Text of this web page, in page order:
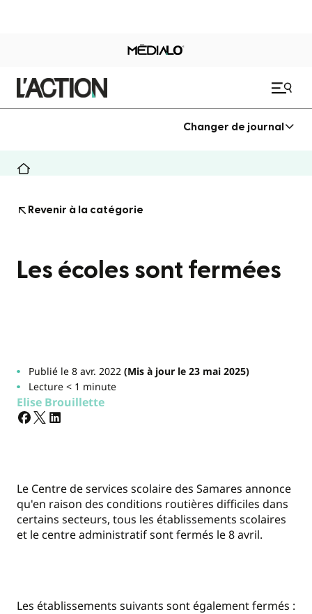
Changer de journal
Revenir à la catégorie
Les écoles sont fermées
Publié le 8 avr. 2022(Mis à jour le 23 mai 2025)
Lecture < 1 minute
Elise Brouillette
Le Centre de services scolaire des Samares annonce
qu'en raison des conditions routières difficiles dans
certains secteurs, tous les établissements scolaires
et le centre administratif sont fermés le 8 avril.
Les établissements suivants sont également fermés :